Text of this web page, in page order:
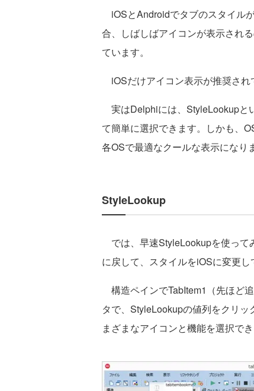
iOSとAndroidでタブのスタイル
合、しばしばアイコンが表示され
ています。
iOSだけアイコン表示が推奨され
実はDelphiには、StyleLookupと
て簡単に選択できます。しかも、
各OSで最適なクールな表示になり
StyleLookup
では、早速StyleLookupを使って
に戻して、スタイルをiOSに変更し
構造ペインでTabItem1（先ほど
タで、StyleLookupの値列をクリ
まざまなアイコンと機能を選択でき